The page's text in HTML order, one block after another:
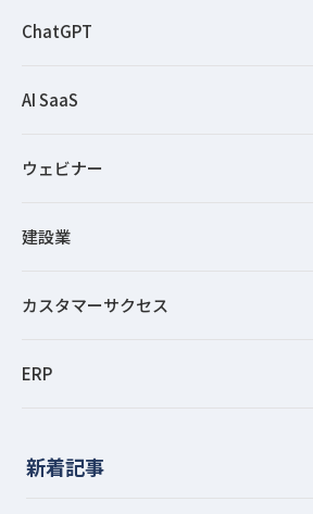
ChatGPT
AI SaaS
ウェビナー
建設業
カスタマーサクセス
ERP
新着記事